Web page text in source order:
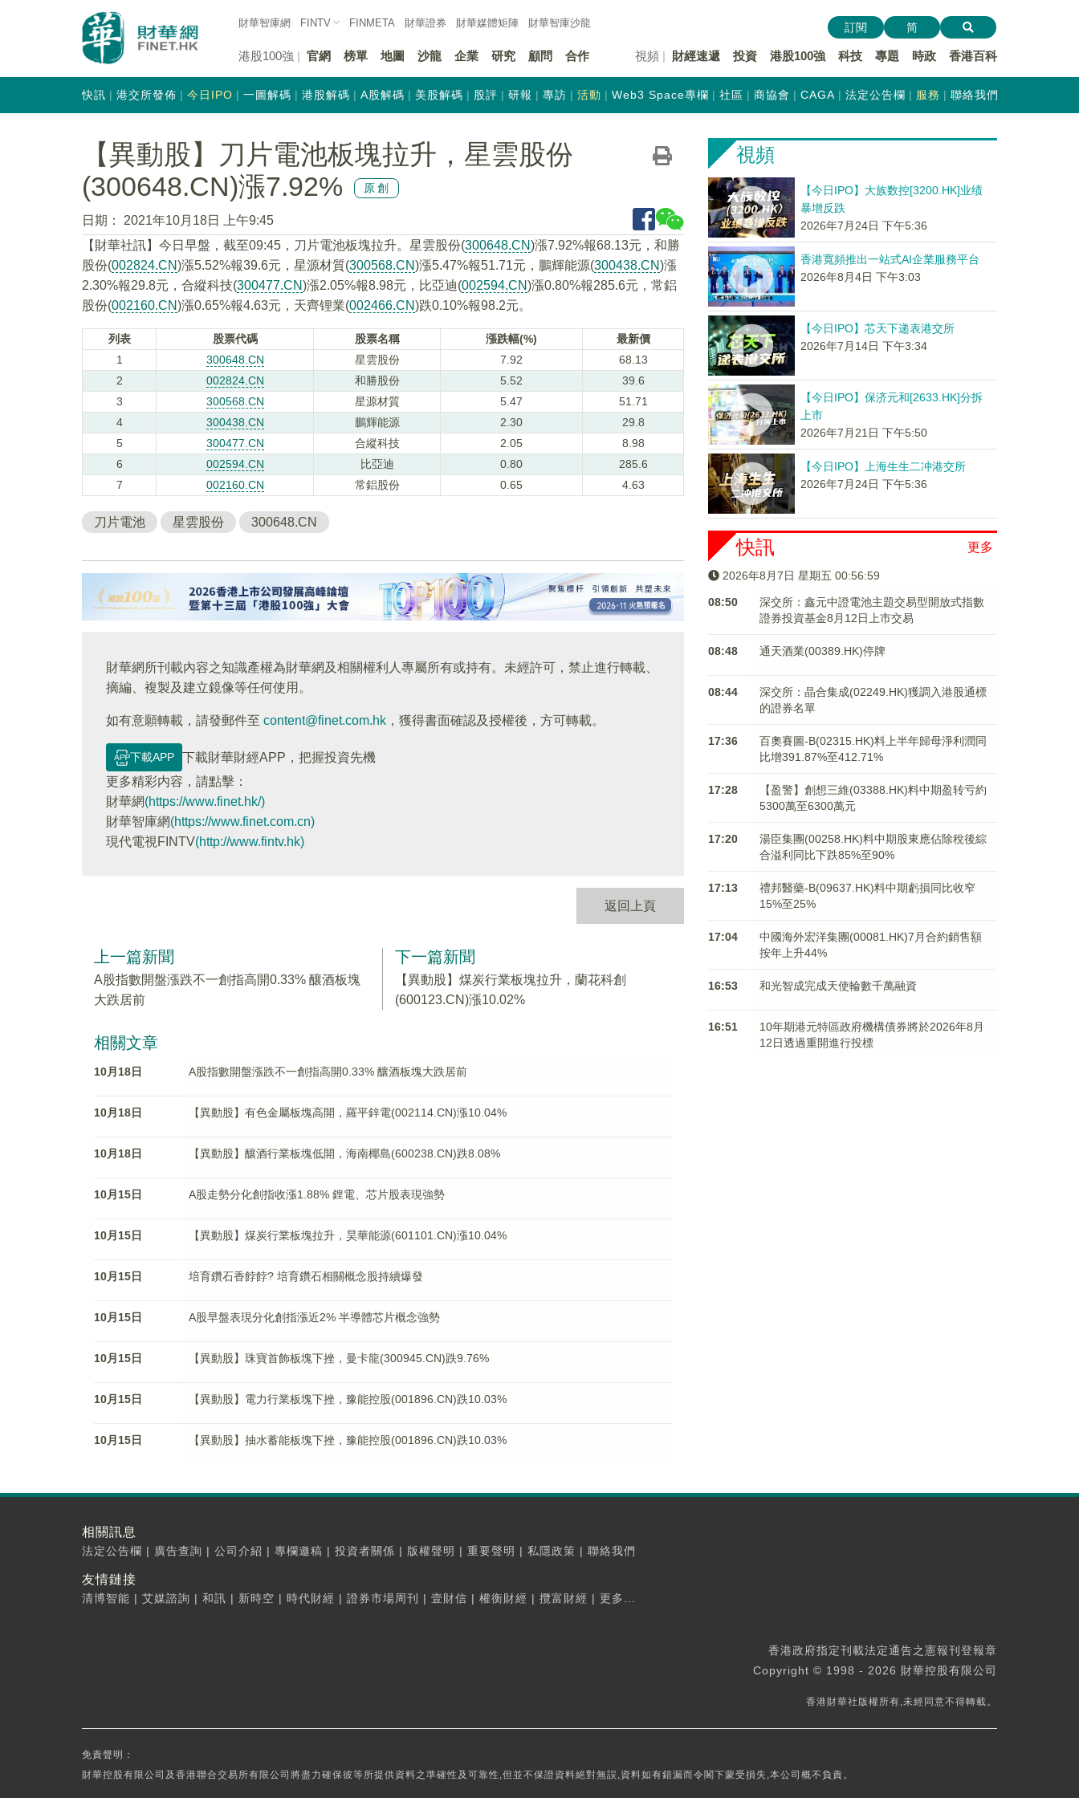
財華智庫網 FINTV FINMETA 財華證券 財華媒體矩陣 財華智庫沙龍
港股100強 官網 榜單 地圖 沙龍 企業 研究 顧問 合作 視頻 財經速遞 投資 港股100強 科技 專題 時政 香港百科
訂閱 简
快訊 港交所發佈 今日IPO 一圖解碼 港股解碼 A股解碼 美股解碼 股評 研報 專訪 活動 Web3 Space專欄 社區 商協會 CAGA 法定公告欄 服務 聯絡我們
【異動股】刀片電池板塊拉升，星雲股份
(300648.CN)漲7.92%
原創
日期：
2021年10月18日 上午9:45
【財華社訊】今日早盤，截至09:45，刀片電池板塊拉升。星雲股份(300648.CN)漲7.92%報68.13元，和勝
股份(002824.CN)漲5.52%報39.6元，星源材質(300568.CN)漲5.47%報51.71元，鵬輝能源(300438.CN)漲
2.30%報29.8元，合縱科技(300477.CN)漲2.05%報8.98元，比亞迪(002594.CN)漲0.80%報285.6元，常鋁
股份(002160.CN)漲0.65%報4.63元，天齊锂業(002466.CN)跌0.10%報98.2元。
列表 股票代碼 股票名稱 漲跌幅(%)
最新價
1
300648.CN 星雲股份 7.92
68.13
2
002824.CN 和勝股份 5.52
39.6
3
300568.CN 星源材質 5.47
51.71
4
300438.CN 鵬輝能源 2.30
29.8
5
300477.CN 合縱科技 2.05
8.98
6
002594.CN 比亞迪 0.80
285.6
7
002160.CN 常鋁股份 0.65 4.63
刀片電池 星雲股份 300648.CN
財華網所刊載內容之知識產權為財華網及相關權利人專屬所有或持有。未經許可，禁止進行轉載、
摘編、複製及建立鏡像等任何使用。
如有意願轉載，請發郵件至 content@finet.com.hk ，獲得書面確認及授權後，方可轉載。
下載APP
下載財華財經APP，把握投資先機
更多精彩内容，請點擊：
財華網(https://www.finet.hk/)
財華智庫網(https://www.finet.com.cn)
現代電視FINTV(http://www.fintv.hk)
返回上頁
上一篇新聞
A股指數開盤漲跌不一創指高開0.33% 釀酒板塊
大跌居前
下一篇新聞
【異動股】煤炭行業板塊拉升，蘭花科創
(600123.CN)漲10.02%
相關文章
10月18日 A股指數開盤漲跌不一創指高開0.33% 釀酒板塊大跌居前
10月18日 【異動股】有色金屬板塊高開，羅平鋅電(002114.CN)漲10.04%
10月18日 【異動股】釀酒行業板塊低開，海南椰島(600238.CN)跌8.08%
10月15日 A股走勢分化創指收漲1.88% 鋰電、芯片股表現強勢
10月15日 【異動股】煤炭行業板塊拉升，昊華能源(601101.CN)漲10.04%
10月15日 培育鑽石香餑餑? 培育鑽石相關概念股持續爆發
10月15日 A股早盤表現分化創指漲近2% 半導體芯片概念強勢
10月15日 【異動股】珠寶首飾板塊下挫，曼卡龍(300945.CN)跌9.76%
10月15日 【異動股】電力行業板塊下挫，豫能控股(001896.CN)跌10.03%
10月15日 【異動股】抽水蓄能板塊下挫，豫能控股(001896.CN)跌10.03%
視頻
【今日IPO】大族数控[3200.HK]业绩
暴增反跌
2026年7月24日 下午5:36
香港寬頻推出一站式AI企業服務平台
2026年8月4日 下午3:03
【今日IPO】芯天下递表港交所
2026年7月14日 下午3:34
【今日IPO】保济元和[2633.HK]分拆
上市
2026年7月21日 下午5:50
【今日IPO】上海生生二冲港交所
2026年7月24日 下午5:36
更多
快訊
2026年8月7日 星期五 00:56:59
08:50
深交所：鑫元中證電池主題交易型開放式指數
證券投資基金8月12日上市交易
08:48 通天酒業(00389.HK)停牌
08:44
深交所：晶合集成(02249.HK)獲調入港股通標
的證券名單
17:36
百奧賽圖-B(02315.HK)料上半年歸母淨利潤同
比增391.87%至412.71%
17:28
【盈警】創想三維(03388.HK)料中期盈转亏約
5300萬至6300萬元
17:20
湯臣集團(00258.HK)料中期股東應佔除稅後綜
合溢利同比下跌85%至90%
17:13
禮邦醫藥-B(09637.HK)料中期虧損同比收窄
15%至25%
17:04
中國海外宏洋集團(00081.HK)7月合約銷售額
按年上升44%
16:53 和光智成完成天使輪數千萬融資
16:51
10年期港元特區政府機構債券將於2026年8月
12日透過重開進行投標
相關訊息
法定公告欄 | 廣告查詢 | 公司介紹 | 專欄邀稿 | 投資者關係 | 版權聲明 | 重要聲明 | 私隱政策 | 聯絡我們
友情鏈接
清博智能 | 艾媒諮詢 | 和訊 | 新時空 | 時代財經 | 證券市場周刊 | 壹財信 | 權衡財經 | 攬富財經 | 更多...
香港政府指定刊載法定通告之憲報刊登報章
Copyright © 1998 - 2026 財華控股有限公司
香港財華社版權所有,未經同意不得轉載。
免責聲明：
財華控股有限公司及香港聯合交易所有限公司將盡力確保彼等所提供資料之準確性及可靠性,但並不保證資料絕對無誤,資料如有錯漏而令閣下蒙受損失,本公司概不負責。